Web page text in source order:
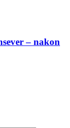
– nakon